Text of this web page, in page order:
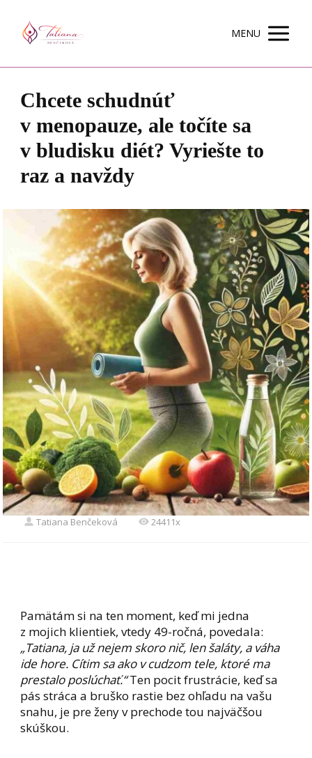
MENU
Chcete schudnúť
v menopauze, ale točíte sa
v bludisku diét? Vyriešte to
raz a navždy
Tatiana Benčeková 24411x
Pamätám si na ten moment, keď mi jedna
z mojich klientiek, vtedy 49-ročná, povedala:
„Tatiana, ja už nejem skoro nič, len šaláty, a váha
ide hore. Cítim sa ako v cudzom tele, ktoré ma
prestalo poslúchať.“Ten pocit frustrácie, keď sa
pás stráca a bruško rastie bez ohľadu na vašu
snahu, je pre ženy v prechode tou najväčšou
skúškou.